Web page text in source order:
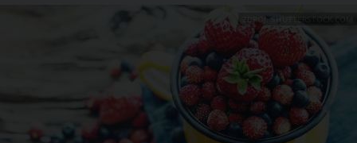
ZDROJ: SHUTTERSTOCK.COM